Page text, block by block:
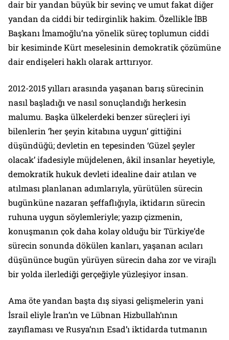
dair bir yandan büyük bir sevinç ve umut fakat diğer
yandan da ciddi bir tedirginlik hakim. Özellikle İBB
Başkanı İmamoğlu’na yönelik süreç toplumun ciddi
bir kesiminde Kürt meselesinin demokratik çözümüne
dair endişeleri haklı olarak arttırıyor.
2012-2015 yılları arasında yaşanan barış sürecinin
nasıl başladığı ve nasıl sonuçlandığı herkesin
malumu. Başka ülkelerdeki benzer süreçleri iyi
bilenlerin ‘her şeyin kitabına uygun’ gittiğini
düşündüğü; devletin en tepesinden ‘Güzel şeyler
olacak’ ifadesiyle müjdelenen, âkil insanlar heyetiyle,
demokratik hukuk devleti idealine dair atılan ve
atılması planlanan adımlarıyla, yürütülen sürecin
bugünküne nazaran şeffaflığıyla, iktidarın sürecin
ruhuna uygun söylemleriyle; yazıp çizmenin,
konuşmanın çok daha kolay olduğu bir Türkiye’de
sürecin sonunda dökülen kanları, yaşanan acıları
düşününce bugün yürüyen sürecin daha zor ve virajlı
bir yolda ilerlediği gerçeğiyle yüzleşiyor insan.
Ama öte yandan başta dış siyasi gelişmelerin yani
İsrail eliyle İran’ın ve Lübnan Hizbullah’ının
zayıflaması ve Rusya’nın Esad’ı iktidarda tutmanın